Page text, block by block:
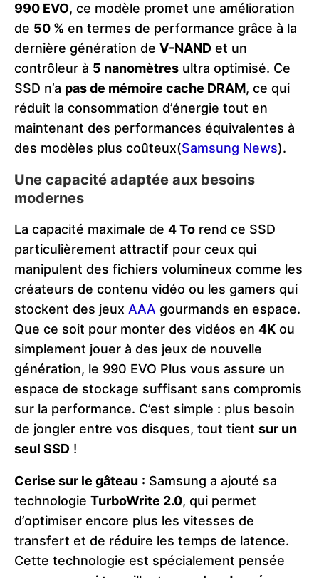
990 EVO, ce modèle promet une amélioration
de 50 % en termes de performance grâce à la
dernière génération de V-NAND et un
contrôleur à 5 nanomètres ultra optimisé. Ce
SSD n’a pas de mémoire cache DRAM, ce qui
réduit la consommation d’énergie tout en
maintenant des performances équivalentes à
des modèles plus coûteux​(Samsung News)​.
Une capacité adaptée aux besoins
modernes
La capacité maximale de 4 To rend ce SSD
particulièrement attractif pour ceux qui
manipulent des fichiers volumineux comme les
créateurs de contenu vidéo ou les gamers qui
stockent des jeux AAA gourmands en espace.
Que ce soit pour monter des vidéos en 4K ou
simplement jouer à des jeux de nouvelle
génération, le 990 EVO Plus vous assure un
espace de stockage suffisant sans compromis
sur la performance. C’est simple : plus besoin
de jongler entre vos disques, tout tient sur un
seul SSD !
Cerise sur le gâteau : Samsung a ajouté sa
technologie TurboWrite 2.0, qui permet
d’optimiser encore plus les vitesses de
transfert et de réduire les temps de latence.
Cette technologie est spécialement pensée